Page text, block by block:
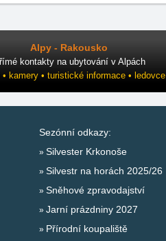
Alpy - Rakousko
kontakty na ubytování v Alpách
kamery • turistické informace • ledovce
Sezónní odkazy:
Silvester Krkonoše
Silvestr na horách 2025/26
Sněhové zpravodajství
Jarní prázdniny 2027
Přírodní koupaliště